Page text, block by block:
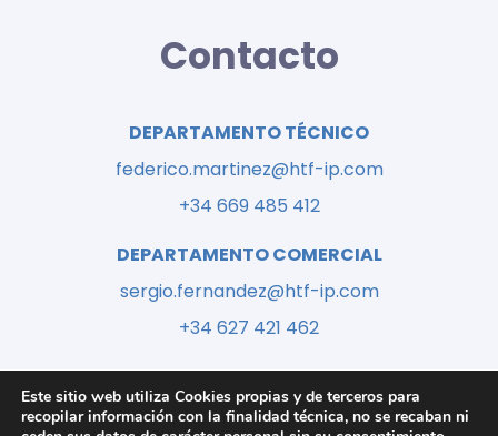
Contacto
DEPARTAMENTO TÉCNICO
federico.martinez@htf-ip.com
+34 669 485 412
DEPARTAMENTO COMERCIAL
sergio.fernandez@htf-ip.com
+34 627 421 462
Este sitio web utiliza Cookies propias y de terceros para
recopilar información con la finalidad técnica, no se recaban ni